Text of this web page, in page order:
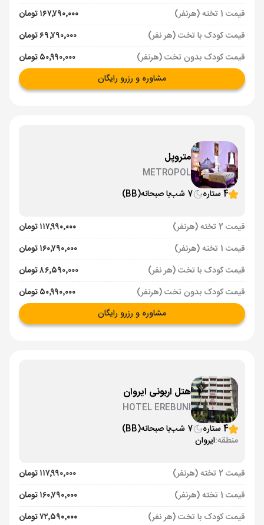
قیمت 1 تخته (هرنفر)
۱۶۷٬۷۹۰٬۰۰۰ تومان
قیمت کودک با تخت (هر نفر)
۶۹٬۷۹۰٬۰۰۰ تومان
قیمت کودک بدون تخت (هرنفر)
۵۰٬۹۹۰٬۰۰۰ تومان
مشاوره و رزرو رایگان
متروپل
METROPOL
4 ستاره
7 شب با صبحانه(BB)
قیمت 2 تخته (هرنفر)
۱۱۷٬۹۹۰٬۰۰۰ تومان
قیمت 1 تخته (هرنفر)
۱۶۰٬۷۹۰٬۰۰۰ تومان
قیمت کودک با تخت (هر نفر)
۸۶٬۵۹۰٬۰۰۰ تومان
قیمت کودک بدون تخت (هرنفر)
۵۰٬۹۹۰٬۰۰۰ تومان
مشاوره و رزرو رایگان
هتل اربونی ایروان
HOTEL EREBUNI
4 ستاره
7 شب با صبحانه(BB)
منطقه:ایروان
قیمت 2 تخته (هرنفر)
۱۱۷٬۹۹۰٬۰۰۰ تومان
قیمت 1 تخته (هرنفر)
۱۶۰٬۷۹۰٬۰۰۰ تومان
قیمت کودک با تخت (هر نفر)
۷۲٬۵۹۰٬۰۰۰ تومان